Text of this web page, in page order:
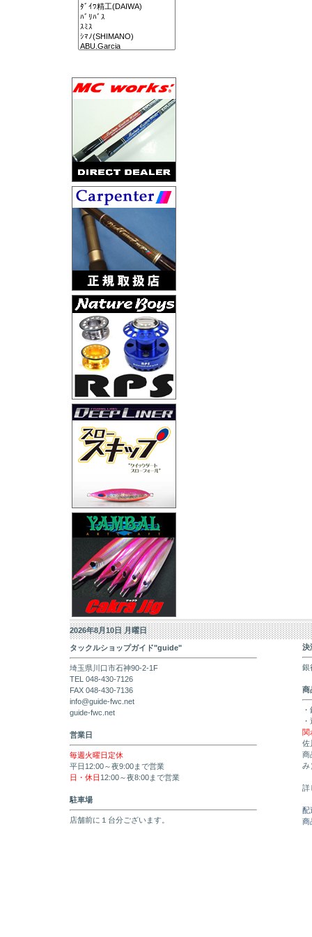
2026年8月10日 月曜日
タックルショップガイド"guide"
埼玉県川口市石神90-2-1F
TEL 048-430-7126
FAX 048-430-7136
info@guide-fwc.net
guide-fwc.net
営業日
毎週火曜日定休
平日12:00～夜9:00まで営業
日・休日 12:00～夜8:00まで営業
駐車場
店舗前に１台分ございます。
決
銀
商
関
佐
商
み
詳
配
商